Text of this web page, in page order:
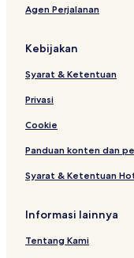
Apartemen di
Apartemen di
Hotel di Cibadak
Hotel di Arjuna
Hotel dekat Gedung
Hotel Mewah di
Hotel dengan Kolam
Hotel Bintang 2 di
Hotel dekat Hotel
Agen Perjalanan
Kebijakan
Syarat & Ketentuan
Privasi
Cookie
Panduan konten dan
Syarat & Ketentuan
Informasi lainnya
Tentang Kami